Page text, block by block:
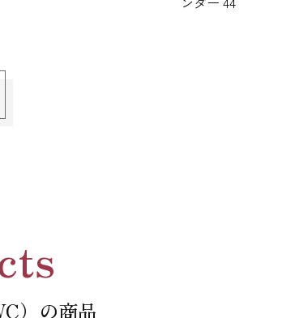
）の商品